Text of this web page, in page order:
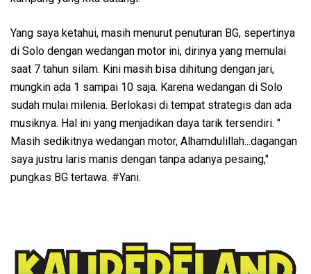
Yang saya ketahui, masih menurut penuturan BG, sepertinya
di Solo dengan wedangan motor ini, dirinya yang memulai
saat 7 tahun silam. Kini masih bisa dihitung dengan jari,
mungkin ada 1 sampai 10 saja. Karena wedangan di Solo
sudah mulai milenia. Berlokasi di tempat strategis dan ada
musiknya. Hal ini yang menjadikan daya tarik tersendiri. "
Masih sedikitnya wedangan motor, Alhamdulillah...dagangan
saya justru laris manis dengan tanpa adanya pesaing,"
pungkas BG tertawa. #Yani.